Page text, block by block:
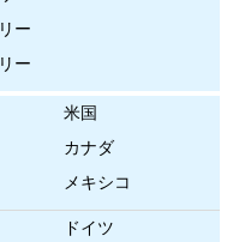
ー
ー
米国
カナダ
メキシコ
ドイツ